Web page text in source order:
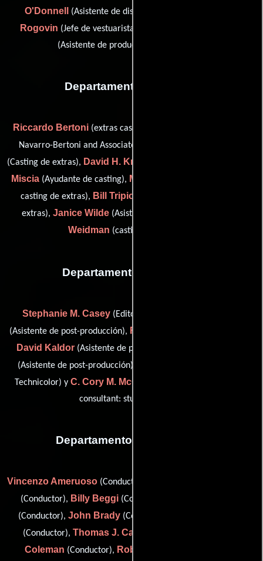
O'Donnell
(Asistente de diseñador de vestuario),
Rogovin (Jefe de vestuaristas) y
(Asistente de producción del vestuario)
Departamento de reparto
Riccardo Bertoni(extras casting: Ocean Grove, New Jersey,
Navarro-Bertoni and Associates Casting),
(Casting de extras), David H. Kramer
Miscia (Ayudante de casting), Melody Nichols
casting de extras), Bill Tripician
extras), Janice Wilde (Asistente para casting) y
Weidman (casting associate (u))
Departamento de editorial
Stephanie M. Casey (Editor asistente),
(Asistente de post-producción), Fred Heid
David Kaldor(Asistente de post-producción),
(Asistente de post-producción),
Technicolor) y C. Cory M. McCrum-Abdo
consultant: studio recut (u))
Departamento de transporte
Vincenzo Ameruoso(Conductor),
(Conductor), Billy Beggi(Conductor),
(Conductor), John Brady(Conductor),
(Conductor), Thomas J. Carroll
Coleman (Conductor), Robert Collins